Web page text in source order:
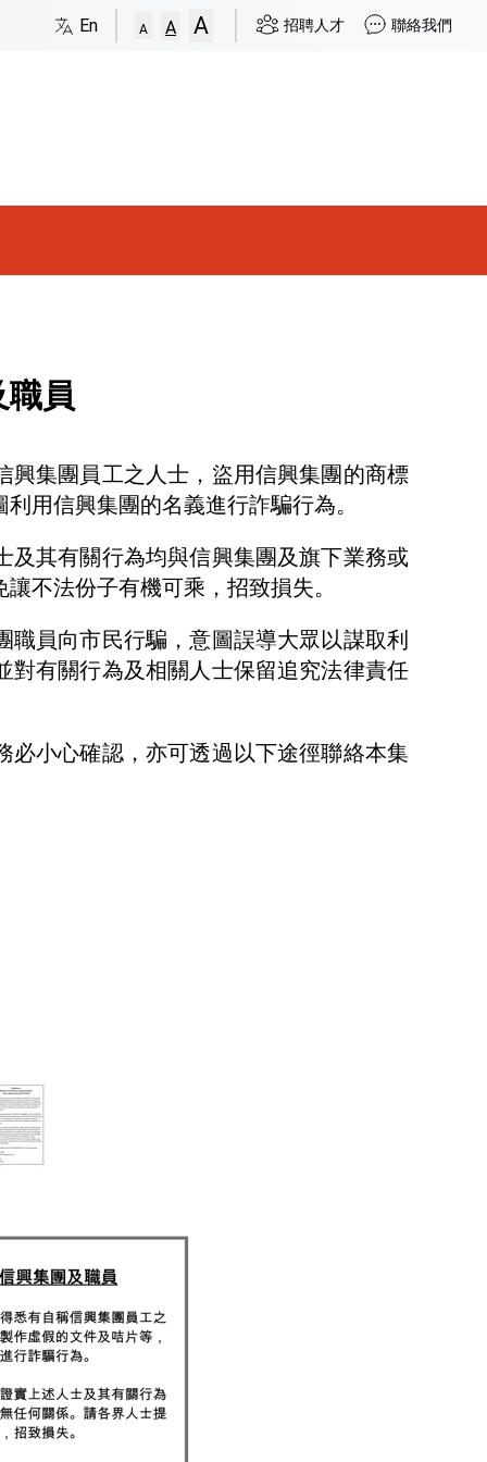
En A A A 招聘人才 聯絡我們
員
興集團員工之人士，盜用信興集團的商標
用信興集團的名義進行詐騙行為。
及其有關行為均與信興集團及旗下業務或
不法份子有機可乘，招致損失。
員向市民行騙，意圖誤導大眾以謀取利
對有關行為及相關人士保留追究法律責任
小心確認，亦可透過以下途徑聯絡本集